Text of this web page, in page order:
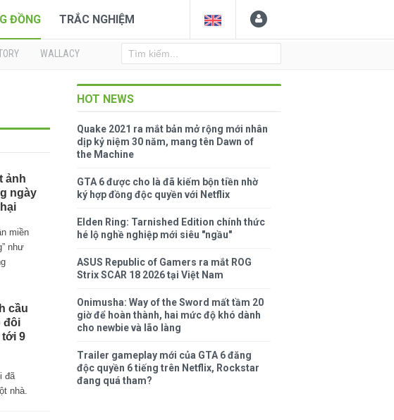
ĐỒNG TRẮC NGHIỆM
WALLACY
ảnh
ngày
miền
như
cầu
đôi
tới 9
đã
nhà.
HOT NEWS
Quake 2021 ra mắt bản mở rộng mới nhân
dịp kỷ niệm 30 năm, mang tên Dawn of
the Machine
GTA 6 được cho là đã kiếm bộn tiền nhờ
ký hợp đồng độc quyền với Netflix
Elden Ring: Tarnished Edition chính thức
hé lộ nghề nghiệp mới siêu "ngầu"
ASUS Republic of Gamers ra mắt ROG
Strix SCAR 18 2026 tại Việt Nam
Onimusha: Way of the Sword mất tầm 20
giờ để hoàn thành, hai mức độ khó dành
cho newbie và lão làng
Trailer gameplay mới của GTA 6 đăng
độc quyền 6 tiếng trên Netflix, Rockstar
đang quá tham?